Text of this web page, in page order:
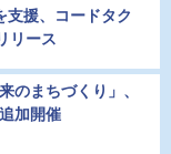
支援、コードタク
リース
のまちづくり」、
加開催